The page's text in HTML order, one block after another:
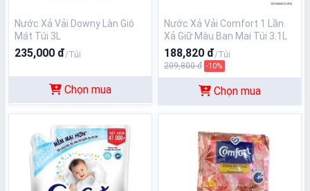
Nước Xả Vải Downy Làn Gió
Mát Túi 3L
235,000 đ/Túi
Chọn mua
Nước Xả Vải Comfort 1 Lần
Xả Giữ Màu Ban Mai Túi 3.1L
188,820 đ/Túi
209,800 đ -10%
Chọn mua